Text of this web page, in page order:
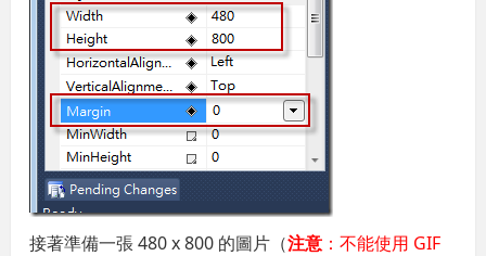
接著準備一張 480 x 800 的圖片（注意 ：不能使用 GIF